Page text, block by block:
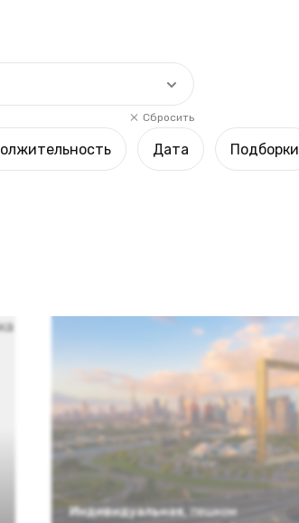
Сбросить
Дата Подборки
Индивидуальная, пешком